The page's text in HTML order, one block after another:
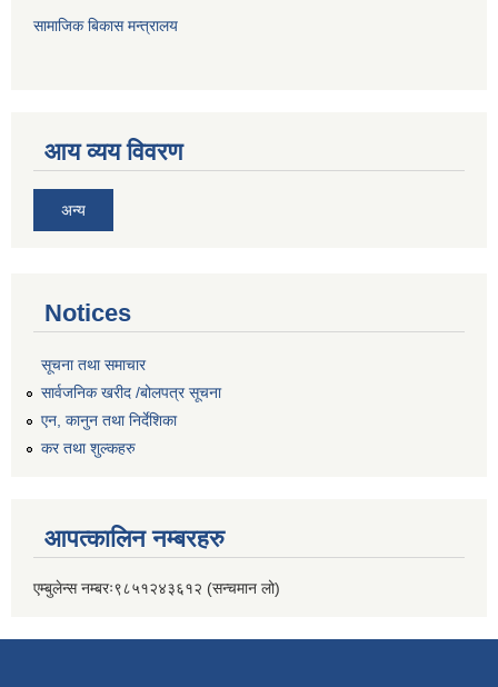
सामाजिक बिकास मन्त्रालय
आय व्यय विवरण
अन्य
Notices
सूचना तथा समाचार
सार्वजनिक खरीद /बोलपत्र सूचना
एन, कानुन तथा निर्देशिका
कर तथा शुल्कहरु
आपत्कालिन नम्बरहरु
एम्बुलेन्स नम्बरः९८५१२४३६१२ (सन्चमान लो)